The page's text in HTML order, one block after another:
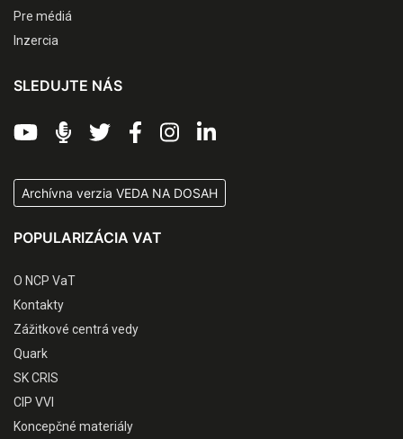
Pre médiá
Inzercia
SLEDUJTE NÁS
Archívna verzia VEDA NA DOSAH
POPULARIZÁCIA VAT
O NCP VaT
Kontakty
Zážitkové centrá vedy
Quark
SK CRIS
CIP VVI
Koncepčné materiály